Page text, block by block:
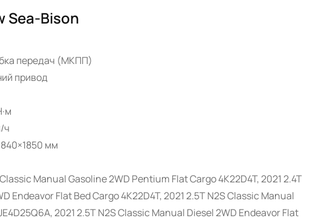
Sea-Bison
передач (МКПП)
привод
ч
мм
Manual Gasoline 2WD Pentium Flat Cargo 4K22D4T, 2021 2.4T
Endeavor Flat Bed Cargo 4K22D4T, 2021 2.5T N2S Classic Manual
2021 2.5T N2S Classic Manual Diesel 2WD Endeavor Flat